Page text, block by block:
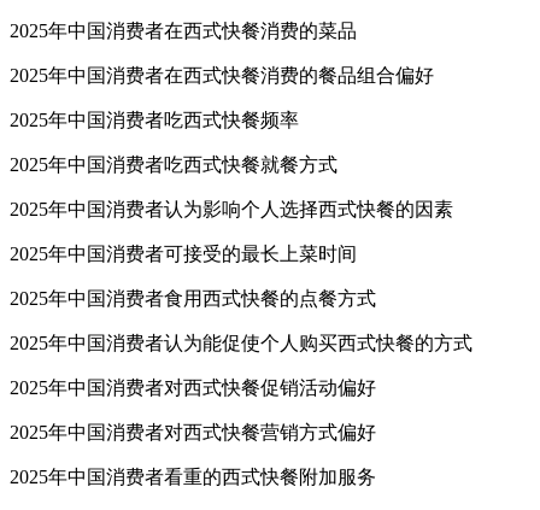
2025年中国消费者在西式快餐消费的菜品
2025年中国消费者在西式快餐消费的餐品组合偏好
2025年中国消费者吃西式快餐频率
2025年中国消费者吃西式快餐就餐方式
2025年中国消费者认为影响个人选择西式快餐的因素
2025年中国消费者可接受的最长上菜时间
2025年中国消费者食用西式快餐的点餐方式
2025年中国消费者认为能促使个人购买西式快餐的方式
2025年中国消费者对西式快餐促销活动偏好
2025年中国消费者对西式快餐营销方式偏好
2025年中国消费者看重的西式快餐附加服务